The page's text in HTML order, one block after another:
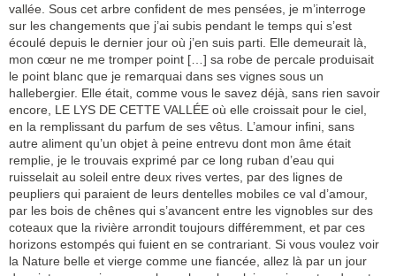
vallée. Sous cet arbre confident de mes pensées, je m’interroge
sur les changements que j’ai subis pendant le temps qui s’est
écoulé depuis le dernier jour où j’en suis parti. Elle demeurait là,
mon cœur ne me tromper point […] sa robe de percale produisait
le point blanc que je remarquai dans ses vignes sous un
hallebergier. Elle était, comme vous le savez déjà, sans rien savoir
encore, LE LYS DE CETTE VALLÉE où elle croissait pour le ciel,
en la remplissant du parfum de ses vêtus. L’amour infini, sans
autre aliment qu’un objet à peine entrevu dont mon âme était
remplie, je le trouvais exprimé par ce long ruban d’eau qui
ruisselait au soleil entre deux rives vertes, par des lignes de
peupliers qui paraient de leurs dentelles mobiles ce val d’amour,
par les bois de chênes qui s’avancent entre les vignobles sur des
coteaux que la rivière arrondit toujours différemment, et par ces
horizons estompés qui fuient en se contrariant. Si vous voulez voir
la Nature belle et vierge comme une fiancée, allez là par un jour